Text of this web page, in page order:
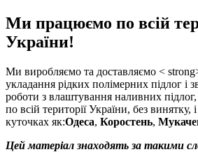
Ми працюємо по всій
України!
Ми виробляємо та доставляємо <
укладання рідких полімерних підлог і
роботи з влаштування наливних
по всій території України, без винятку,
куточках як:Одеса, Коростень,
Цей матеріал знаходять за такими